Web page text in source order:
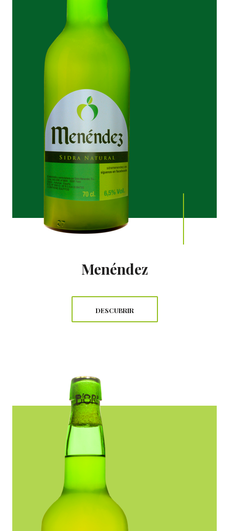
Menéndez
DESCUBRIR